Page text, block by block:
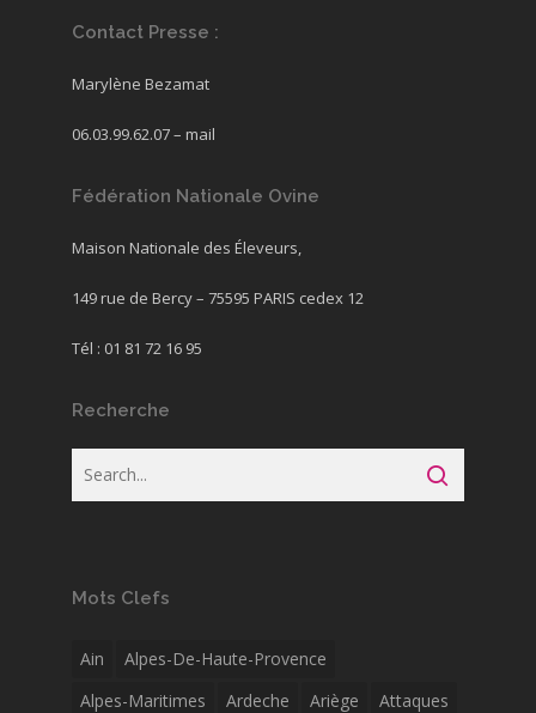
Contact Presse :
Marylène Bezamat
06.03.99.62.07 – mail
Fédération Nationale Ovine
Maison Nationale des Éleveurs,
149 rue de Bercy – 75595 PARIS cedex 12
Tél : 01 81 72 16 95
Recherche
Mots Clefs
Ain
Alpes-De-Haute-Provence
Alpes-Maritimes
Ardeche Ariège
Attaques